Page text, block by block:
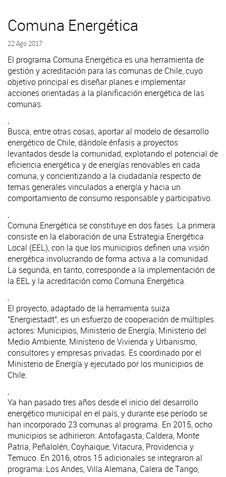
Comuna Energética
22 Ago 2017
El programa Comuna Energética es una herramienta de
gestión y acreditación para las comunas de Chile, cuyo
objetivo principal es diseñar planes e implementar
acciones orientadas a la planificación energética de las
comunas.
,
Busca, entre otras cosas, aportar al modelo de desarrollo
energético de Chile, dándole énfasis a proyectos
levantados desde la comunidad, explotando el potencial de
eficiencia energética y de energías renovables en cada
comuna, y concientizando a la ciudadanía respecto de
temas generales vinculados a energía y hacia un
comportamiento de consumo responsable y participativo.
,
Comuna Energética se constituye en dos fases. La primera
consiste en la elaboración de una Estrategia Energética
Local (EEL), con la que los municipios definen una visión
energética involucrando de forma activa a la comunidad.
La segunda, en tanto, corresponde a la implementación de
la EEL y la acreditación como Comuna Energética.
,
El proyecto, adaptado de la herramienta suiza
"Energiestadt", es un esfuerzo de cooperación de múltiples
actores: Municipios, Ministerio de Energía, Ministerio del
Medio Ambiente, Ministerio de Vivienda y Urbanismo,
consultores y empresas privadas. Es coordinado por el
Ministerio de Energía y ejecutado por los municipios de
Chile.
,
Ya han pasado tres años desde el inicio del desarrollo
energético municipal en el país, y durante ese período se
han incorporado 23 comunas al programa. En 2015, ocho
municipios se adhirieron: Antofagasta, Caldera, Monte
Patria, Peñalolén, Coyhaique, Vitacura, Providencia y
Temuco. En 2016, otros 15 adicionales se integraron al
programa: Los Andes, Villa Alemana, Calera de Tango,